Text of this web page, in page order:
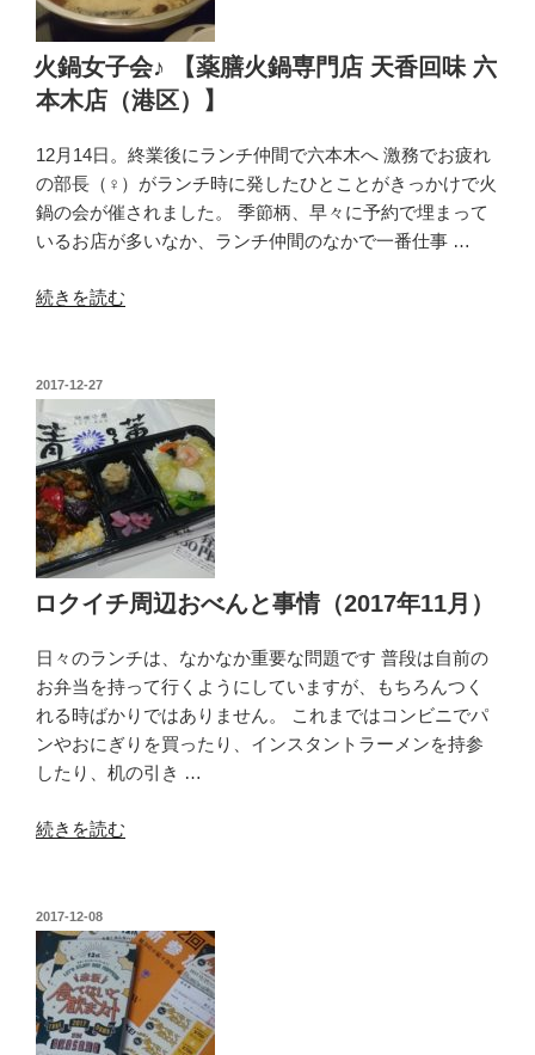
と
事
情
（2017
12
月）”
の
火鍋女子会♪ 【薬膳火鍋専門店 天香回味 六
本木店（港区）】
12月14日。終業後にランチ仲間で六本木へ 激務でお疲れ
の部長（♀）がランチ時に発したひとことがきっかけで火
鍋の会が催されました。 季節柄、早々に予約で埋まって
いるお店が多いなか、ランチ仲間のなかで一番仕事 …
“火
子
会
♪
【薬
膳
火
鍋
専
門
天
香
回
味
六
木
区）】”
の
続きを読む
投
日:
2017-12-27
ロクイチ周辺おべんと事情（2017年11月）
日々のランチは、なかなか重要な問題です 普段は自前の
お弁当を持って行くようにしていますが、もちろんつく
れる時ばかりではありません。 これまではコンビニでパ
ンやおにぎりを買ったり、インスタントラーメンを持参
したり、机の引き …
“ロ
チ
周
辺
お
べ
続きを読む
投
日:
2017-12-08